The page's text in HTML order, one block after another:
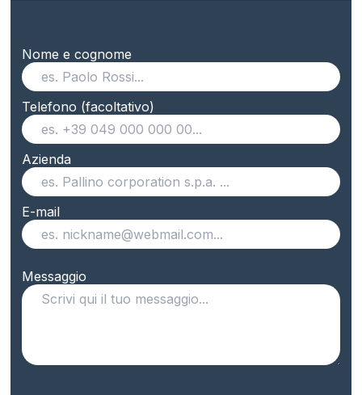
Nome e cognome
Telefono (facoltativo)
Azienda
E-mail
Messaggio